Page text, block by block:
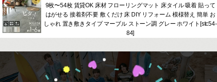
9枚〜54枚 賃貸OK 床材 フローリングマット 床タイル 吸着 貼って
はがせる 接着剤不要 敷くだけ 床 DIY リフォーム 模様替え 簡単 お
しゃれ 置き敷きタイプ マーブル ストーン調 グレー ホワイト[stc54-
84]